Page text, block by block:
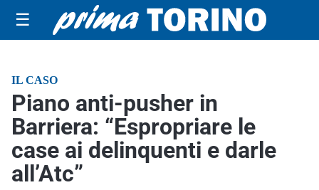
☰
IL CASO
Piano anti-pusher in
Barriera: “Espropriare le
case ai delinquenti e darle
all’Atc”